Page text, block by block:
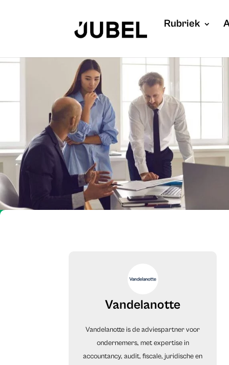
Rubriek
Vandelanotte
Vandelanotte is de adviespartner voor
ondernemers, met expertise in
accountancy, audit, fiscale, juridische en